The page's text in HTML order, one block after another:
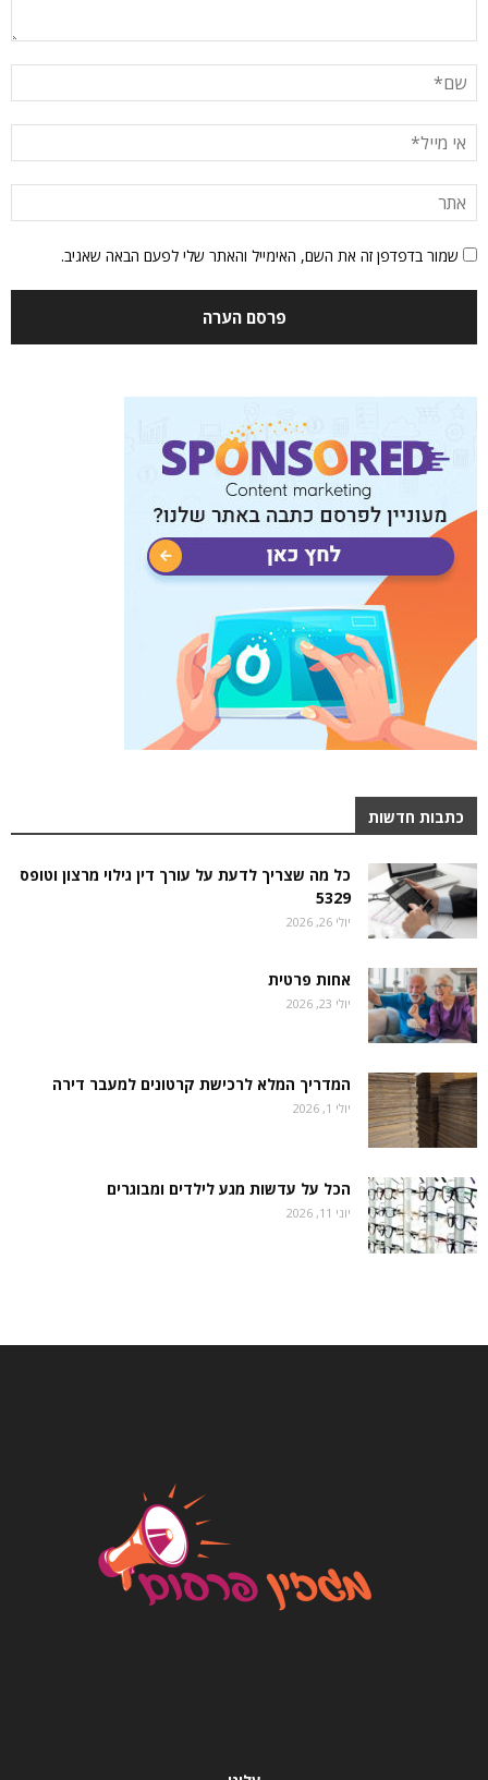
שמור בדפדפן זה את השם, האימייל והאתר שלי לפעם הבאה שאגיב.
כתבות חדשות
כל מה שצריך לדעת על עורך דין גילוי מרצון וטופס
5329
יולי 26, 2026
אחות פרטית
יולי 23, 2026
המדריך המלא לרכישת קרטונים למעבר דירה
יולי 1, 2026
הכל על עדשות מגע לילדים ומבוגרים
יוני 11, 2026